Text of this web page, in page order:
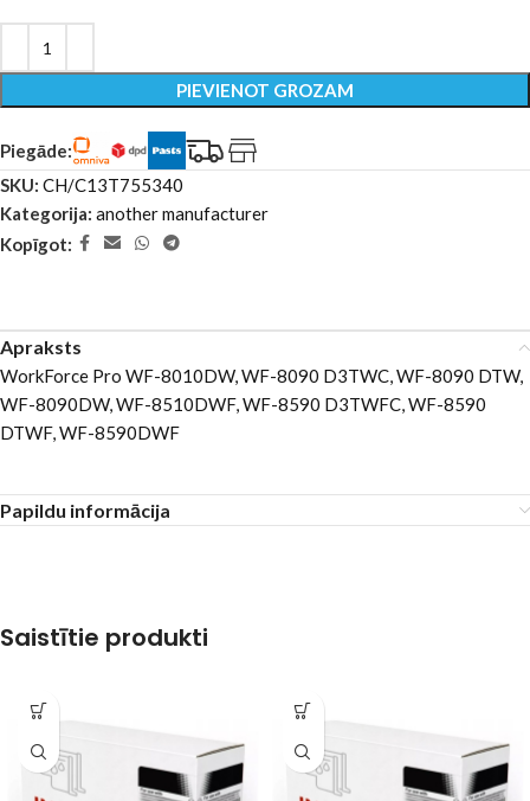
PIEVIENOT GROZAM
Piegāde:
SKU: CH/C13T755340
Kategorija: another manufacturer
Kopīgot:
Apraksts
WorkForce Pro WF-8010DW, WF-8090 D3TWC, WF-8090 DTW,
WF-8090DW, WF-8510DWF, WF-8590 D3TWFC, WF-8590
DTWF, WF-8590DWF
Papildu informācija
Saistītie produkti